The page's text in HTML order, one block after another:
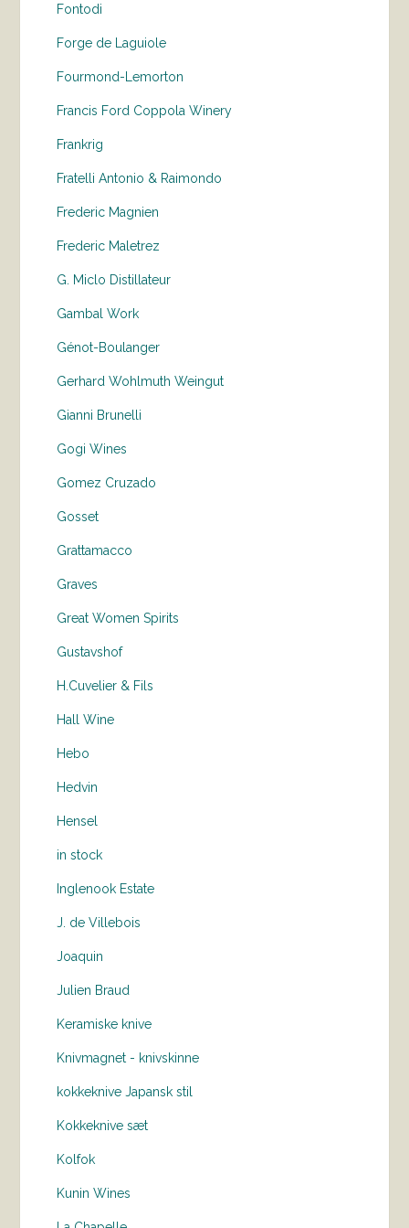
Fontodi
Forge de Laguiole
Fourmond-Lemorton
Francis Ford Coppola Winery
Frankrig
Fratelli Antonio & Raimondo
Frederic Magnien
Frederic Maletrez
G. Miclo Distillateur
Gambal Work
Génot-Boulanger
Gerhard Wohlmuth Weingut
Gianni Brunelli
Gogi Wines
Gomez Cruzado
Gosset
Grattamacco
Graves
Great Women Spirits
Gustavshof
H.Cuvelier & Fils
Hall Wine
Hebo
Hedvin
Hensel
in stock
Inglenook Estate
J. de Villebois
Joaquin
Julien Braud
Keramiske knive
Knivmagnet - knivskinne
kokkeknive Japansk stil
Kokkeknive sæt
Kolfok
Kunin Wines